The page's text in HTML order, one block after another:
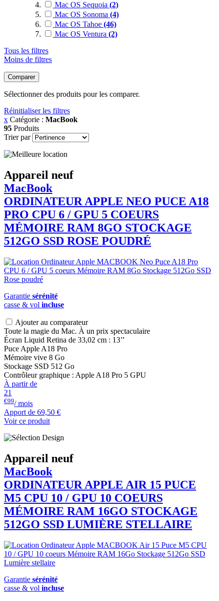
Mac OS Sequoia (2)
Mac OS Sonoma (4)
Mac OS Tahoe (46)
Mac OS Ventura (2)
Tous les filtres
Moins de filtres
Comparer
Sélectionner des produits pour les comparer.
Réinitialiser les filtres
x Catégorie : MacBook
95 Produits
Trier par
Appareil neuf
MacBook
ORDINATEUR APPLE NEO PUCE A18
PRO CPU 6 / GPU 5 COEURS
MÉMOIRE RAM 8GO STOCKAGE
512GO SSD ROSE POUDRÉ
Garantie sérénité
casse & vol incluse
Ajouter au comparateur
Toute la magie du Mac. À un prix spectaculaire
Écran Liquid Retina de 33,02 cm : 13’’
Puce Apple A18 Pro
Mémoire vive 8 Go
Stockage SSD 512 Go
Contrôleur graphique : Apple A18 Pro 5 GPU
À partir de
21
€99/ mois
Apport de 69,50 €
Voir ce produit
Appareil neuf
MacBook
ORDINATEUR APPLE AIR 15 PUCE
M5 CPU 10 / GPU 10 COEURS
MÉMOIRE RAM 16GO STOCKAGE
512GO SSD LUMIÈRE STELLAIRE
Garantie sérénité
casse & vol incluse